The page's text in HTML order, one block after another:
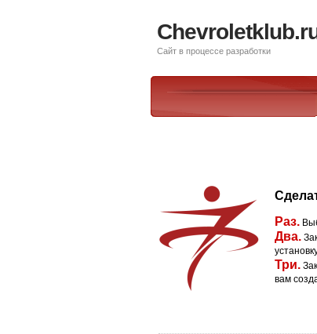
Сайт в процессе разработки
Раз.
Два.
Три.
вам